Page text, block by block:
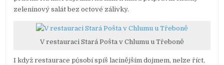
zeleninový salát bez octové zálivky.
V restauraci Stará Pošta v Chlumu u Třeboně
I když restaurace působí spíš lacinějším dojmem, nelze říct,